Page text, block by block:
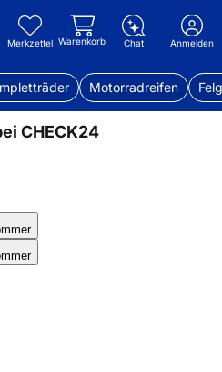
Merkzettel Warenkorb Chat Anmelden
Motorradreifen
CHECK24